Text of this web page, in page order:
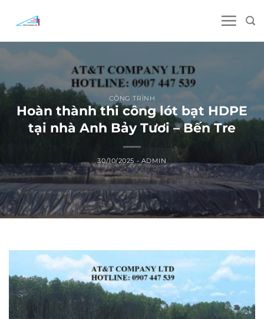
CÔNG TRÌNH
Hoàn thành thi công lót bạt HDPE
tại nhà Anh Bảy Tươi – Bến Tre
30/10/2025 - ADMIN